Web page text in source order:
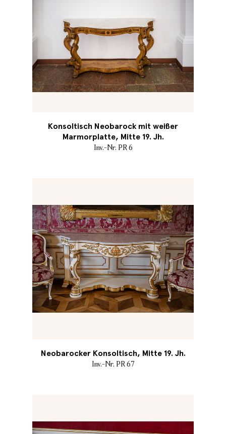
Konsoltisch Neobarock mit weißer
Marmorplatte, Mitte 19. Jh.
Inv.-Nr. PR 6
Neobarocker Konsoltisch, Mitte 19. Jh.
Inv.-Nr. PR 67